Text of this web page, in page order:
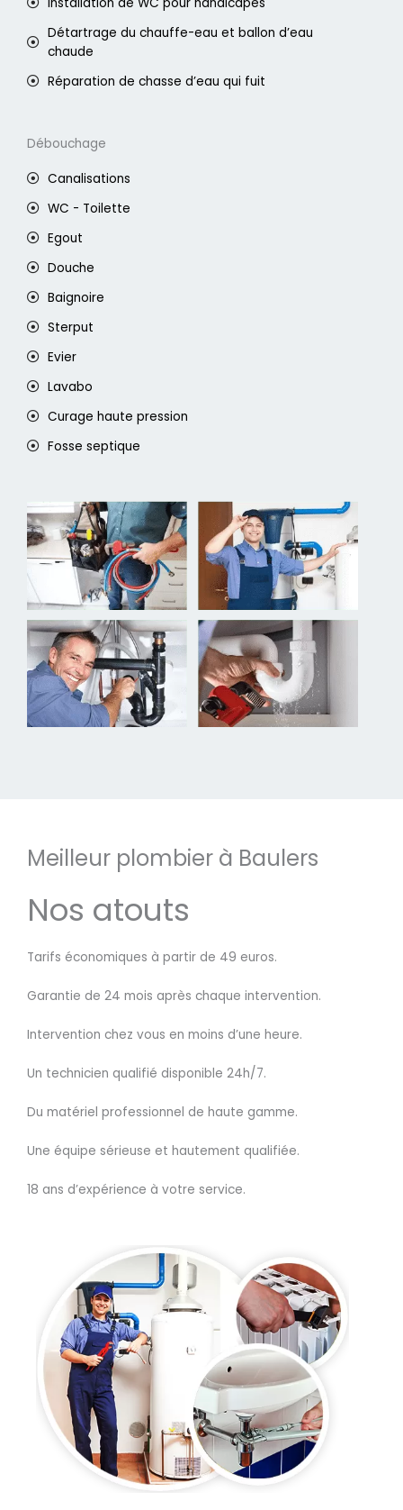
Détartrage du chauffe-eau et ballon d’eau
chaude
Réparation de chasse d’eau qui fuit
Débouchage
Canalisations
WC - Toilette
Egout
Douche
Baignoire
Sterput
Evier
Lavabo
Curage haute pression
Fosse septique
Meilleur plombier à Baulers
Nos atouts
Tarifs économiques à partir de 49 euros.
Garantie de 24 mois après chaque intervention.
Intervention chez vous en moins d’une heure.
Un technicien qualifié disponible 24h/7.
Du matériel professionnel de haute gamme.
Une équipe sérieuse et hautement qualifiée.
18 ans d’expérience à votre service.